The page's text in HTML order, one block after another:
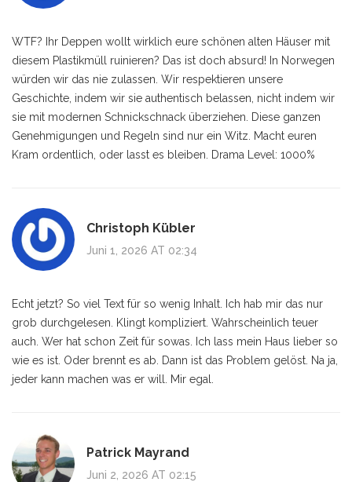
WTF? Ihr Deppen wollt wirklich eure schönen alten Häuser mit
diesem Plastikmüll ruinieren? Das ist doch absurd! In Norwegen
würden wir das nie zulassen. Wir respektieren unsere
Geschichte, indem wir sie authentisch belassen, nicht indem wir
sie mit modernen Schnickschnack überziehen. Diese ganzen
Genehmigungen und Regeln sind nur ein Witz. Macht euren
Kram ordentlich, oder lasst es bleiben. Drama Level: 1000%
Christoph Kübler
Juni 1, 2026 AT 02:34
Echt jetzt? So viel Text für so wenig Inhalt. Ich hab mir das nur
grob durchgelesen. Klingt kompliziert. Wahrscheinlich teuer
auch. Wer hat schon Zeit für sowas. Ich lass mein Haus lieber so
wie es ist. Oder brennt es ab. Dann ist das Problem gelöst. Na ja,
jeder kann machen was er will. Mir egal.
Patrick Mayrand
Juni 2, 2026 AT 02:15